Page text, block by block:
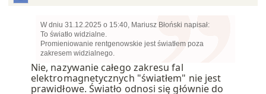
W dniu 31.12.2025 o 15:40, Mariusz Błoński napisał:
To światło widzialne.
Promieniowanie rentgenowskie jest światłem poza
zakresem widzialnego.
Nie, nazywanie całego zakresu fal
elektromagnetycznych "światłem" nie jest
prawidłowe. Światło odnosi się głównie do